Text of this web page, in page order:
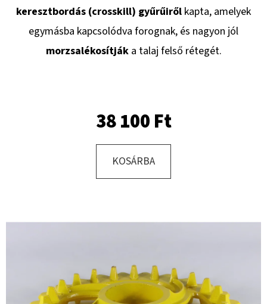
keresztbordás (crosskill) gyűrűiről kapta, amelyek
egymásba kapcsolódva forognak, és nagyon jól
morzsalékosítjáka talaj felső rétegét.
38 100 Ft
KOSÁRBA
J
MÉLYLAZÍTÓHOZ
NYÍRÓCSAVAR
M20X120